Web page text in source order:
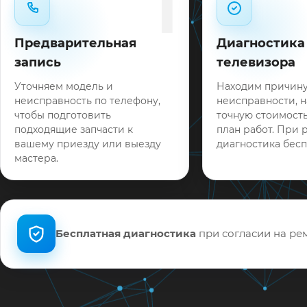
Предварительная
запись
Уточняем модель и
неисправность по телефону,
чтобы подготовить
подходящие запчасти к
вашему приезду или выезду
мастера.
Диагностика
телевизора
Находим
неисправности,
точную
план работ. При
диагностика
Бесплатная диагностика при согласии на